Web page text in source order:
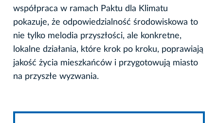
współpraca w ramach Paktu dla Klimatu
pokazuje, że odpowiedzialność środowiskowa to
nie tylko melodia przyszłości, ale konkretne,
lokalne działania, które krok po kroku, poprawiają
jakość życia mieszkańców i przygotowują miasto
na przyszłe wyzwania.